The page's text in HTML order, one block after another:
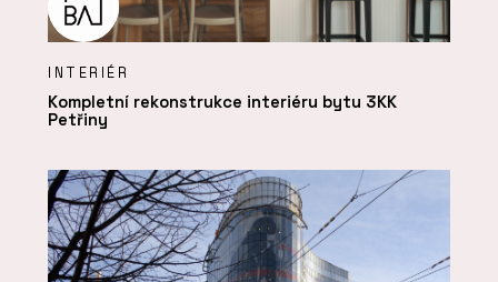
INTERIÉR
Kompletní rekonstrukce interiéru bytu 3KK
Petřiny